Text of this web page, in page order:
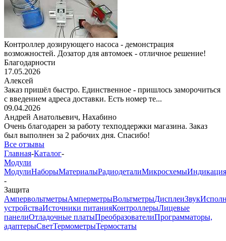
Контроллер дозирующего насоса - демонстрация
возможностей. Дозатор для автомоек - отличное решение!
Благодарности
17.05.2026
Алексей
Заказ пришёл быстро. Единственное - пришлось заморочиться
с введением адреса доставки. Есть номер те...
09.04.2026
Андрей Анатольевич, Нахабино
Очень благодарен за работу техподдержки магазина. Заказ
был выполнен за 2 рабочих дня. Спасибо!
Все отзывы
Главная-Каталог-
Модули
МодулиНаборыМатериалыРадиодеталиМикросхемыИндикация
-
Защита
АмпервольтметрыАмперметрыВольтметрыДисплеиЗвук
устройстваИсточники питанияКонтроллерыЛицевые
панелиОтладочные платыПреобразователиПрограмматоры,
адаптерыСветТермометрыТермостаты